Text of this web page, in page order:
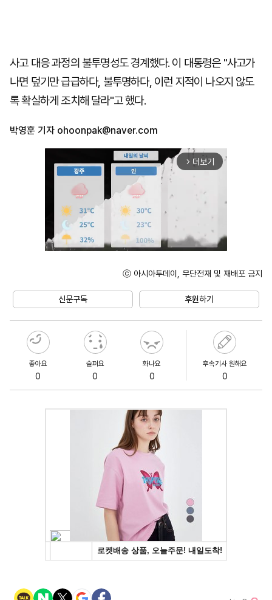
사고 대응 과정의 불투명성도 경계했다. 이 대통령은 "사고가
나면 덮기만 급급하다, 불투명하다, 이런 지적이 나오지 않도
록 확실하게 조치해 달라"고 했다.
박영훈 기자 ohoonpak@naver.com
arrow_forward_ios 더보기
ⓒ 아시아투데이, 무단전재 및 재배포 금지
신문구독 후원하기
좋아요
0
슬퍼요
0
화나요
0
후속기사 원해요
0